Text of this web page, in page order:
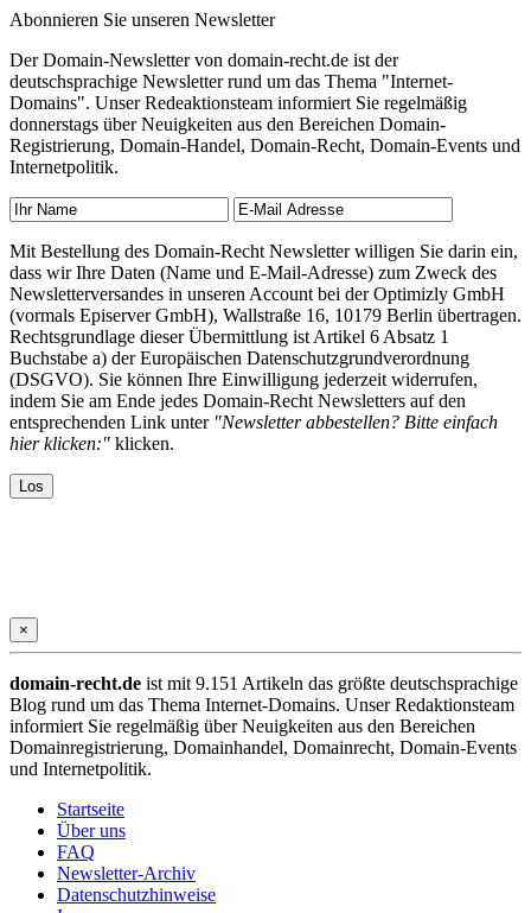
Abonnieren Sie unseren Newsletter
Der Domain-Newsletter von domain-recht.de ist der
deutschsprachige Newsletter rund um das Thema "Internet-
Domains". Unser Redeaktionsteam informiert Sie regelmäßig
donnerstags über Neuigkeiten aus den Bereichen Domain-
Registrierung, Domain-Handel, Domain-Recht, Domain-Events und
Internetpolitik.
Mit Bestellung des Domain-Recht Newsletter willigen Sie darin ein,
dass wir Ihre Daten (Name und E-Mail-Adresse) zum Zweck des
Newsletterversandes in unseren Account bei der Optimizly GmbH
(vormals Episerver GmbH), Wallstraße 16, 10179 Berlin übertragen.
Rechtsgrundlage dieser Übermittlung ist Artikel 6 Absatz 1
Buchstabe a) der Europäischen Datenschutzgrundverordnung
(DSGVO). Sie können Ihre Einwilligung jederzeit widerrufen,
indem Sie am Ende jedes Domain-Recht Newsletters auf den
entsprechenden Link unter "Newsletter abbestellen? Bitte einfach
hier klicken:" klicken.
×
domain-recht.de ist mit 9.151 Artikeln das größte deutschsprachige
Blog rund um das Thema Internet-Domains. Unser Redaktionsteam
informiert Sie regelmäßig über Neuigkeiten aus den Bereichen
Domainregistrierung, Domainhandel, Domainrecht, Domain-Events
und Internetpolitik.
Startseite
Über uns
FAQ
Newsletter-Archiv
Datenschutzhinweise